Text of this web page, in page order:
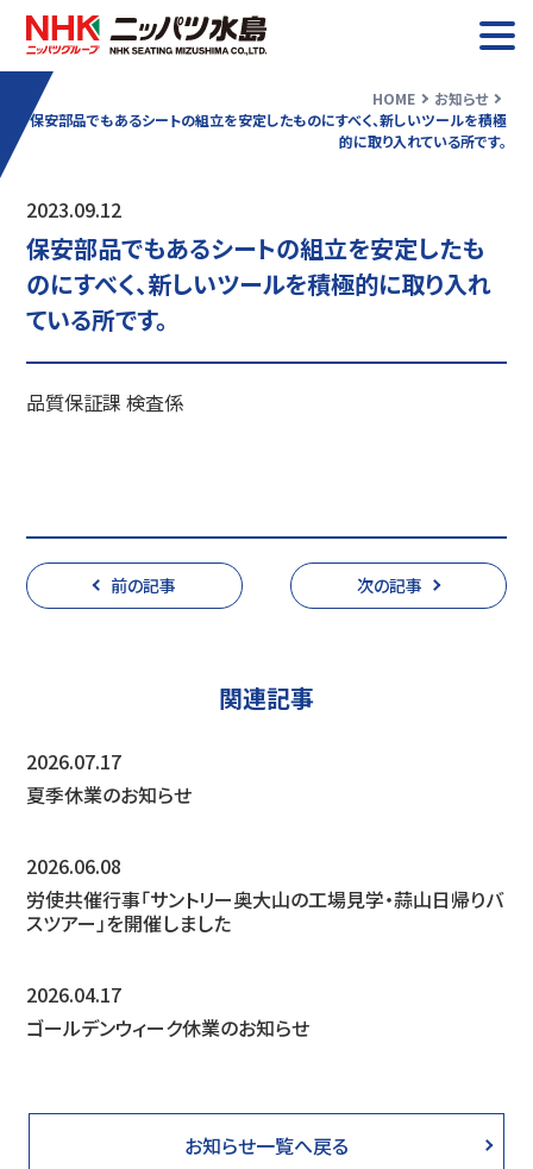
ニッパツ水島について
業務紹介
HOME
お知らせ
保安部品でもあるシートの組立を安定したものにすべく、新しいツールを積極
的に取り入れている所です。
2023.09.12
保安部品でもあるシートの組立を安定したも
のにすべく、新しいツールを積極的に取り入れ
ている所です。
品質保証課 検査係
前の記事 次の記事
関連記事
2026.07.17
夏季休業のお知らせ
2026.06.08
労使共催行事「サントリー奥大山の工場見学・蒜山日帰りバ
スツアー」を開催しました
2026.04.17
ゴールデンウィーク休業のお知らせ
お知らせ一覧へ戻る